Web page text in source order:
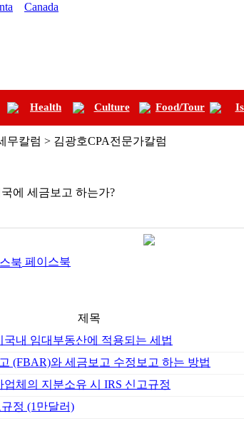
Canada
Health Culture Food/Tour
무칼럼 > 김광호CPA전문가칼럼
에 세금보고 하는가?
페이스북
제목
국내 임대부동산에 적용되는 세법
(FBAR)와 세금보고 수정보고 하는 방법
체의 지분소유 시 IRS 신고규정
정 (1만달러)